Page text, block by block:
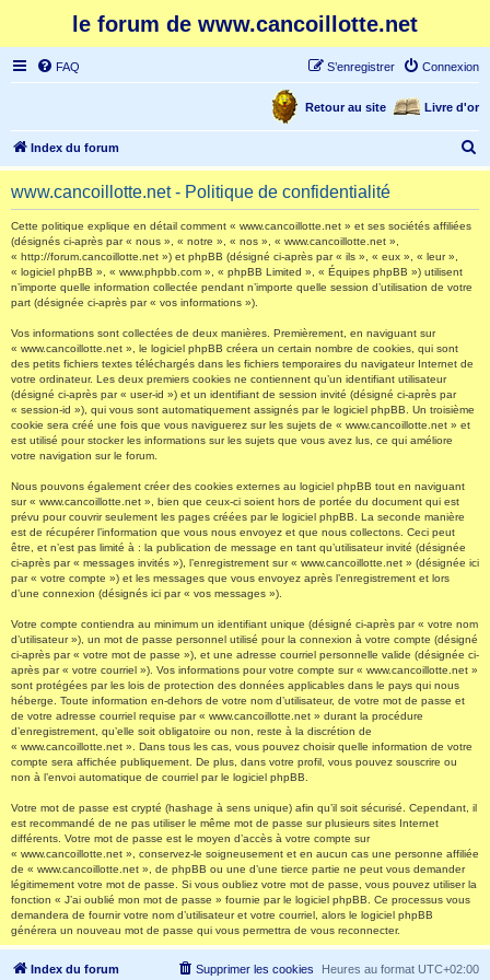
le forum de www.cancoillotte.net
FAQ Connexion
S’enregistrer
Livre d'or
Retour au site
Index du forum
e
www.cancoillotte.net - Politique de confidentialité
Cette politique explique en détail comment « www.cancoillotte.net » et ses sociétés affiliées
(désignés ci-après par « nous », « notre », « nos », « www.cancoillotte.net »,
« http://forum.cancoillotte.net ») et phpBB (désigné ci-après par « ils », « eux », « leur »,
« logiciel phpBB », « www.phpbb.com », « phpBB Limited », « Équipes phpBB ») utilisent
n’importe quelle information collectée pendant n’importe quelle session d’utilisation de votre
part (désignée ci-après par « vos informations »).
Vos informations sont collectées de deux manières. Premièrement, en naviguant sur
« www.cancoillotte.net », le logiciel phpBB créera un certain nombre de cookies, qui sont
des petits fichiers textes téléchargés dans les fichiers temporaires du navigateur Internet de
votre ordinateur. Les deux premiers cookies ne contiennent qu’un identifiant utilisateur
(désigné ci-après par « user-id ») et un identifiant de session invité (désigné ci-après par
« session-id »), qui vous sont automatiquement assignés par le logiciel phpBB. Un troisième
cookie sera créé une fois que vous naviguerez sur les sujets de « www.cancoillotte.net » et
est utilisé pour stocker les informations sur les sujets que vous avez lus, ce qui améliore
votre navigation sur le forum.
Nous pouvons également créer des cookies externes au logiciel phpBB tout en naviguant
sur « www.cancoillotte.net », bien que ceux-ci soient hors de portée du document qui est
prévu pour couvrir seulement les pages créées par le logiciel phpBB. La seconde manière
est de récupérer l’information que vous nous envoyez et que nous collectons. Ceci peut
être, et n’est pas limité à : la publication de message en tant qu’utilisateur invité (désignée
ci-après par « messages invités »), l’enregistrement sur « www.cancoillotte.net » (désignée ici
par « votre compte ») et les messages que vous envoyez après l’enregistrement et lors
d’une connexion (désignés ici par « vos messages »).
Votre compte contiendra au minimum un identifiant unique (désigné ci-après par « votre nom
d’utilisateur »), un mot de passe personnel utilisé pour la connexion à votre compte (désigné
ci-après par « votre mot de passe »), et une adresse courriel personnelle valide (désignée ci-
après par « votre courriel »). Vos informations pour votre compte sur « www.cancoillotte.net »
sont protégées par les lois de protection des données applicables dans le pays qui nous
héberge. Toute information en-dehors de votre nom d’utilisateur, de votre mot de passe et
de votre adresse courriel requise par « www.cancoillotte.net » durant la procédure
d’enregistrement, qu’elle soit obligatoire ou non, reste à la discrétion de
« www.cancoillotte.net ». Dans tous les cas, vous pouvez choisir quelle information de votre
compte sera affichée publiquement. De plus, dans votre profil, vous pouvez souscrire ou
non à l’envoi automatique de courriel par le logiciel phpBB.
Votre mot de passe est crypté (hashage à sens unique) afin qu’il soit sécurisé. Cependant, il
est recommandé de ne pas utiliser le même mot de passe sur plusieurs sites Internet
différents. Votre mot de passe est le moyen d’accès à votre compte sur
« www.cancoillotte.net », conservez-le soigneusement et en aucun cas une personne affiliée
de « www.cancoillotte.net », de phpBB ou une d’une tierce partie ne peut vous demander
légitimement votre mot de passe. Si vous oubliez votre mot de passe, vous pouvez utiliser la
fonction « J’ai oublié mon mot de passe » fournie par le logiciel phpBB. Ce processus vous
demandera de fournir votre nom d’utilisateur et votre courriel, alors le logiciel phpBB
générera un nouveau mot de passe qui vous permettra de vous reconnecter.
Index du forum Heures au format UTC+02:00
Supprimer les cookies